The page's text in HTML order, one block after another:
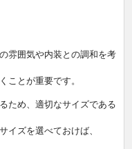
雰囲気や内装との調和を考
ことが重要です。
ため、適切なサイズである
イズを選べておけば、